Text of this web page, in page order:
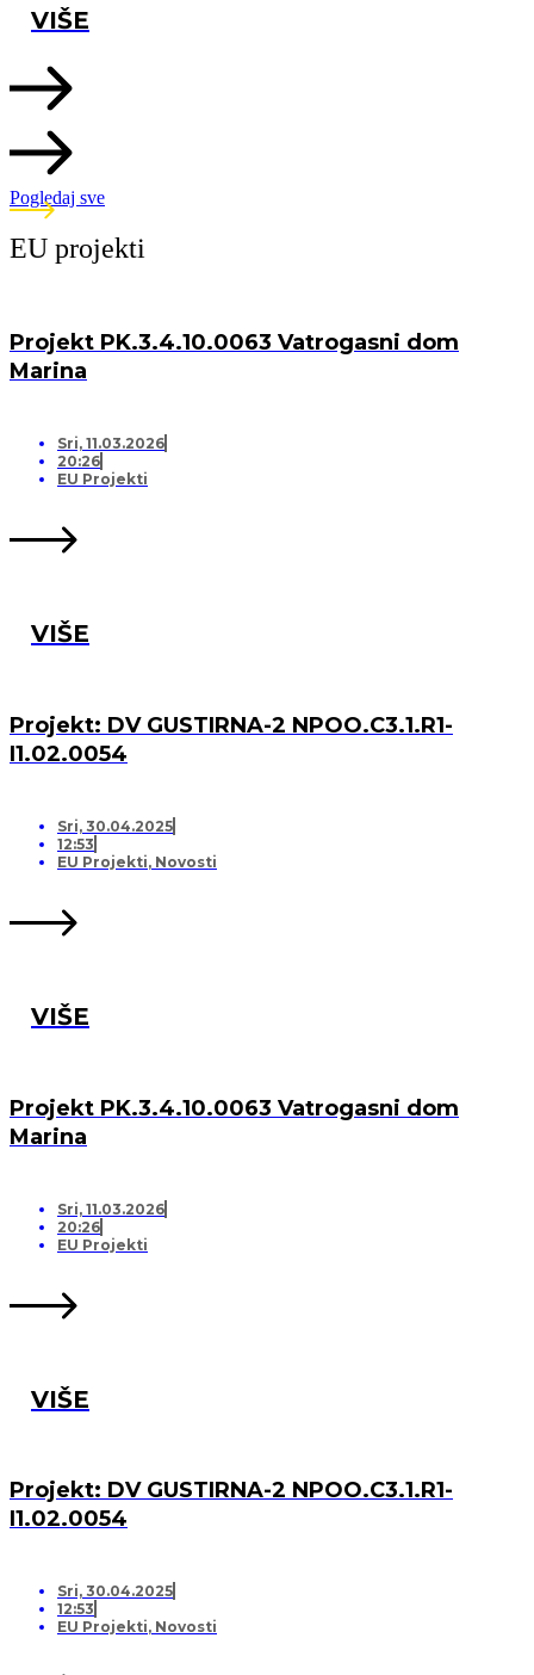
VIŠE
Pogledaj sve
EU projekti
Projekt PK.3.4.10.0063 Vatrogasni dom
Marina
Sri, 11.03.2026
20:26
EU Projekti
VIŠE
Projekt: DV GUSTIRNA-2 NPOO.C3.1.R1-
I1.02.0054
Sri, 30.04.2025
12:53
EU Projekti, Novosti
VIŠE
Projekt PK.3.4.10.0063 Vatrogasni dom
Marina
Sri, 11.03.2026
20:26
EU Projekti
VIŠE
Projekt: DV GUSTIRNA-2 NPOO.C3.1.R1-
I1.02.0054
Sri, 30.04.2025
12:53
EU Projekti, Novosti